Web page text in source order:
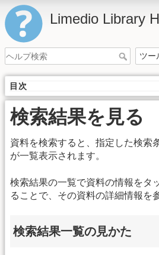
Limedio Library
目次
検索結果を見る
資料を検索すると、指定した検索
が一覧表示されます。
検索結果の一覧で資料の情報をタ
ることで、その資料の詳細情報を
検索結果一覧の見かた